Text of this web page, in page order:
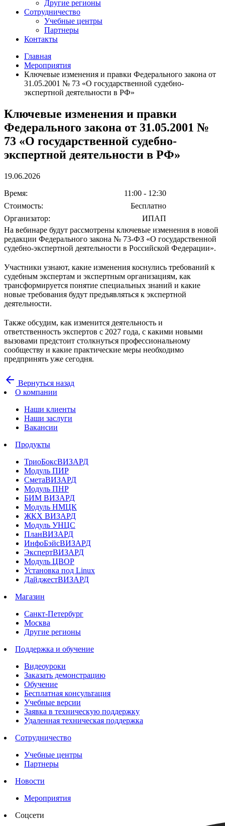
Другие регионы
Сотрудничество
Учебные центры
Партнеры
Контакты
Главная
Мероприятия
Ключевые изменения и правки Федерального закона от
31.05.2001 № 73 «О государственной судебно-
экспертной деятельности в РФ»
Ключевые изменения и правки
Федерального закона от 31.05.2001 №
73 «О государственной судебно-
экспертной деятельности в РФ»
19.06.2026
Время:
11:00 - 12:30
Стоимость:
Бесплатно
Организатор:
ИПАП
На вебинаре будут рассмотрены ключевые изменения в новой
редакции Федерального закона № 73-ФЗ «О государственной
судебно-экспертной деятельности в Российской Федерации».
Участники узнают, какие изменения коснулись требований к
судебным экспертам и экспертным организациям, как
трансформируется понятие специальных знаний и какие
новые требования будут предъявляться к экспертной
деятельности.
Также обсудим, как изменится деятельность и
ответственность экспертов с 2027 года, с какими новыми
вызовами предстоит столкнуться профессиональному
сообществу и какие практические меры необходимо
предпринять уже сегодня.
arrow_back Вернуться назад
О компании
Наши клиенты
Наши заслуги
Вакансии
Продукты
ТриоБоксВИЗАРД
Модуль ПИР
СметаВИЗАРД
Модуль ПНР
БИМ ВИЗАРД
Модуль НМЦК
ЖКХ ВИЗАРД
Модуль УНЦС
ПланВИЗАРД
ИнфоБэйсВИЗАРД
ЭкспертВИЗАРД
Модуль ЦВОР
Установка под Linux
ДайджестВИЗАРД
Магазин
Санкт-Петербург
Москва
Другие регионы
Поддержка и обучение
Видеоуроки
Заказать демонстрацию
Обучение
Бесплатная консультация
Учебные версии
Заявка в техническую поддержку
Удаленная техническая поддержка
Сотрудничество
Учебные центры
Партнеры
Новости
Мероприятия
Соцсети